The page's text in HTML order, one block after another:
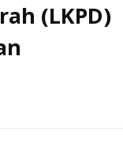
(LKPD)